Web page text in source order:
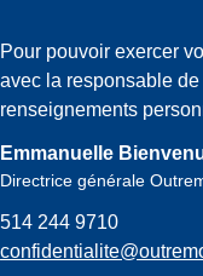
Pour pouvoir exercer
avec la responsable
renseignements
Emmanuelle
Directrice générale
514 244 9710